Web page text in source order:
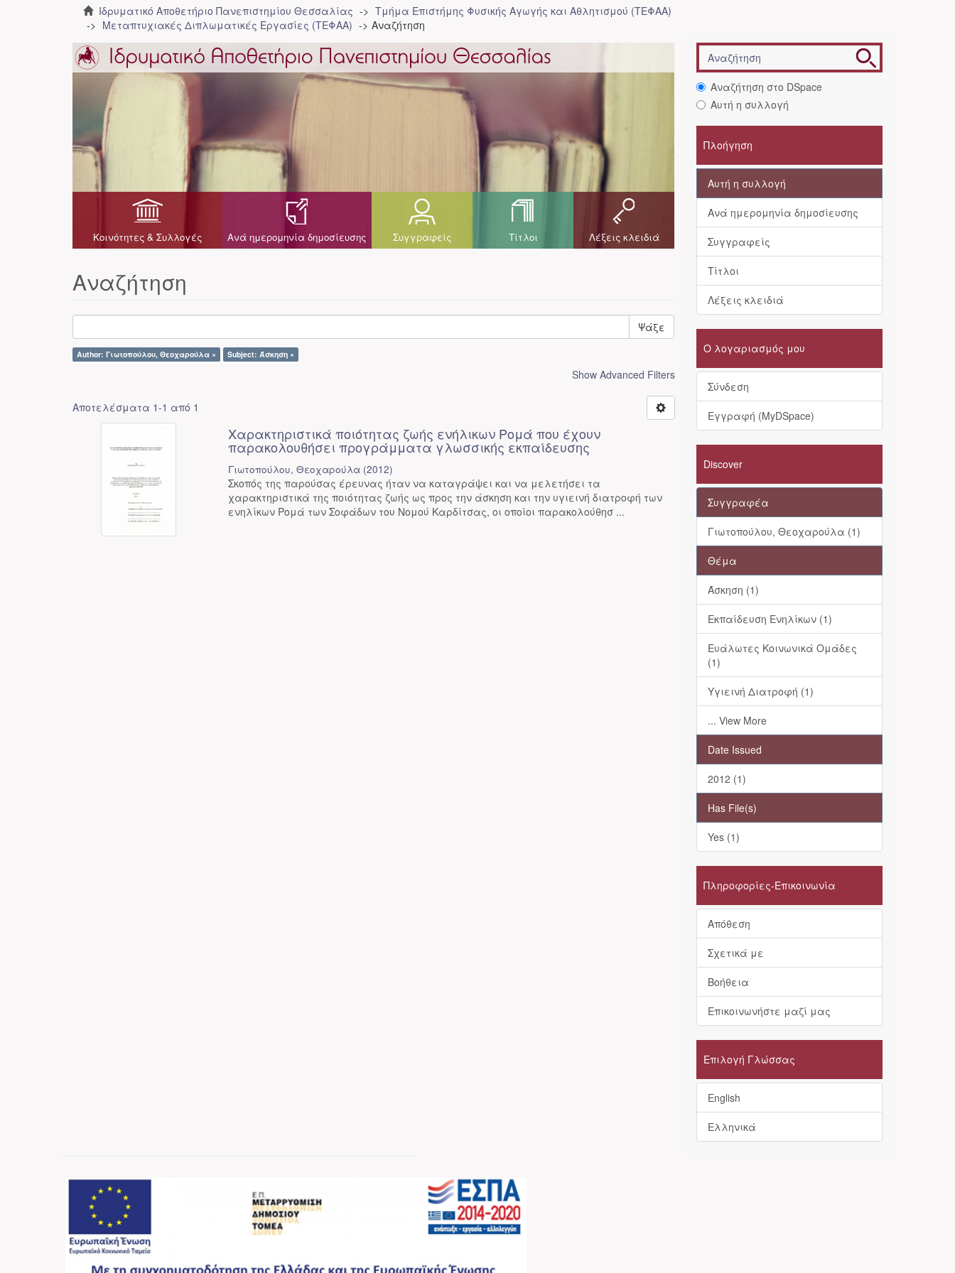
Ιδρυματικό Αποθετήριο Πανεπιστημίου Θεσσαλίας
Τμήμα Επιστήμης Φυσικής Αγωγής και Αθλητισμού (ΤΕΦΑΑ)
Μεταπτυχιακές Διπλωματικές Εργασίες (ΤΕΦΑΑ)
Αναζήτηση
Κοινότητες & Συλλογές Ανά ημερομηνία δημοσίευσης Συγγραφείς Τίτλοι Λέξεις κλειδιά
Αναζήτηση
Ψάξε
Author: Γιωτοπούλου, Θεοχαρούλα × Subject: Άσκηση ×
Show Advanced Filters
Αποτελέσματα 1-1 από 1
Χαρακτηριστικά ποιότητας ζωής ενήλικων Ρομά που έχουν
παρακολουθήσει προγράμματα γλωσσικής εκπαίδευσης
Γιωτοπούλου, Θεοχαρούλα (2012)
Σκοπός της παρούσας έρευνας ήταν να καταγράψει και να μελετήσει τα
χαρακτηριστικά της ποιότητας ζωής ως προς την άσκηση και την υγιεινή διατροφή των
ενηλίκων Ρομά των Σοφάδων του Νομού Καρδίτσας, οι οποίοι παρακολούθησ ...
Αναζήτηση στο DSpace
Αυτή η συλλογή
Πλοήγηση
Αυτή η συλλογή
Ανά ημερομηνία δημοσίευσης
Συγγραφείς
Τίτλοι
Λέξεις κλειδιά
Ο λογαριασμός μου
Σύνδεση
Εγγραφή (MyDSpace)
Discover
Συγγραφέα
Γιωτοπούλου, Θεοχαρούλα (1)
Θέμα
Άσκηση (1)
Εκπαίδευση Ενηλίκων (1)
Ευάλωτες Κοινωνικά Ομάδες
(1)
Υγιεινή Διατροφή (1)
... View More
Date Issued
2012 (1)
Has File(s)
Yes (1)
Πληροφορίες-Επικοινωνία
Απόθεση
Σχετικά με
Βοήθεια
Επικοινωνήστε μαζί μας
Επιλογή Γλώσσας
English
Ελληνικά